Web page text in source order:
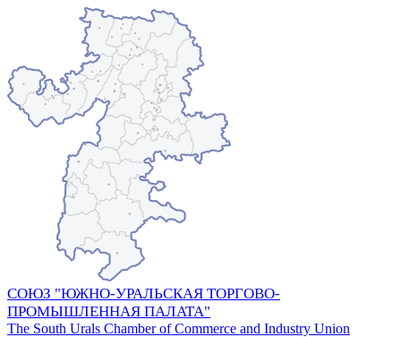
СОЮЗ "ЮЖНО-УРАЛЬСКАЯ ТОРГОВО-
ПРОМЫШЛЕННАЯ ПАЛАТА"
The South Urals Chamber of Commerce and Industry Union